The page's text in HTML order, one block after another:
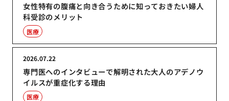
女性特有の腹痛と向き合うために知っておきたい婦人
科受診のメリット
医療
専門医へのインタビューで解明された大人のアデノウ
イルスが重症化する理由
2026.07.22
医療